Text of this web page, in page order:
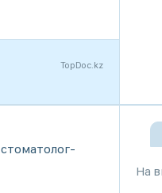
TopDoc.kz
стоматолог-
На